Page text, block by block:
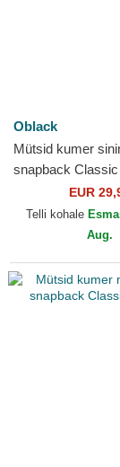
Oblack
Mütsid kumer
snapback
EUR
Telli kohale
Aug.